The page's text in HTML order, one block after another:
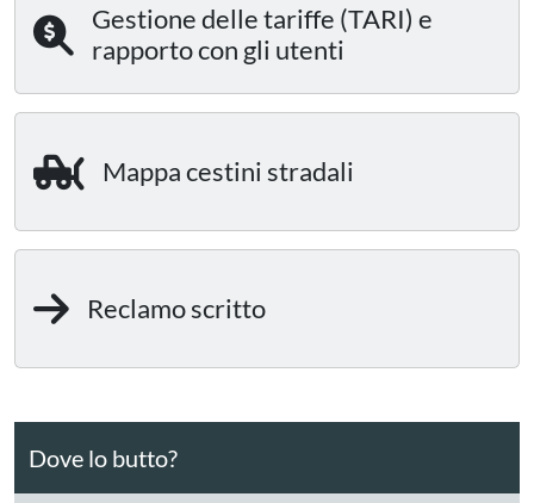
Gestione delle tariffe (TARI) e
rapporto con gli utenti
Mappa cestini stradali
Reclamo scritto
Dove lo butto?